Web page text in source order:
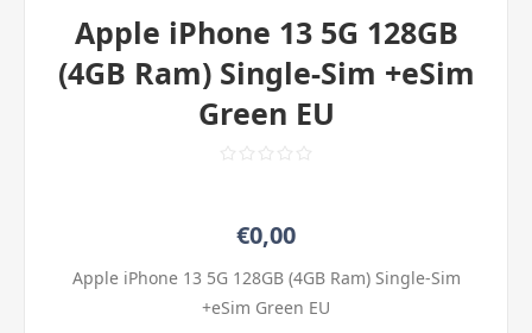
Apple iPhone 13 5G 128GB
(4GB Ram) Single-Sim +eSim
Green EU
€0,00
Apple iPhone 13 5G 128GB (4GB Ram) Single-Sim
+eSim Green EU